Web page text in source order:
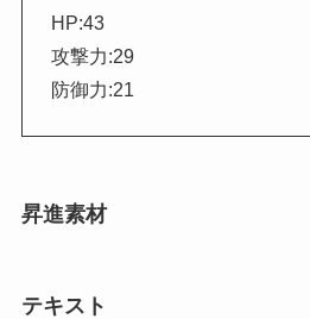
HP:43
攻撃力:29
防御力:21
昇進素材
テキスト